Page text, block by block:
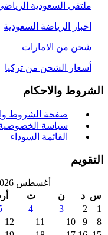
السعودية الرياضي
الرياضة السعودية
من الامارات
الشحن من تركيا
والاحكام
صفحة الشروط
سياسة الخصوصية
القائمة السوداء
أغسطس 2026
د
ن
10